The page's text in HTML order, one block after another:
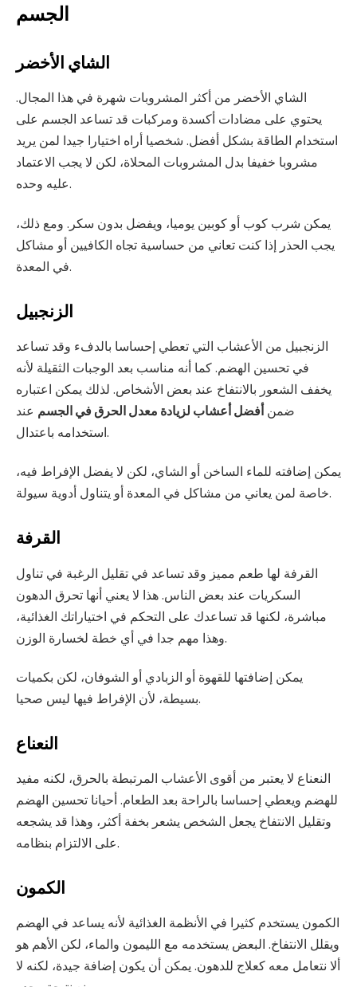
الجسم
الشاي الأخضر
الشاي الأخضر من أكثر المشروبات شهرة في هذا المجال.
يحتوي على مضادات أكسدة ومركبات قد تساعد الجسم على
استخدام الطاقة بشكل أفضل. شخصيا أراه اختيارا جيدا لمن يريد
مشروبا خفيفا بدل المشروبات المحلاة، لكن لا يجب الاعتماد
عليه وحده.
يمكن شرب كوب أو كوبين يوميا، ويفضل بدون سكر. ومع ذلك،
يجب الحذر إذا كنت تعاني من حساسية تجاه الكافيين أو مشاكل
في المعدة.
الزنجبيل
الزنجبيل من الأعشاب التي تعطي إحساسا بالدفء وقد تساعد
في تحسين الهضم. كما أنه مناسب بعد الوجبات الثقيلة لأنه
يخفف الشعور بالانتفاخ عند بعض الأشخاص. لذلك يمكن اعتباره
ضمنأفضل أعشاب لزيادة معدل الحرق في الجسم عند
استخدامه باعتدال.
يمكن إضافته للماء الساخن أو الشاي، لكن لا يفضل الإفراط فيه،
خاصة لمن يعاني من مشاكل في المعدة أو يتناول أدوية سيولة.
القرفة
القرفة لها طعم مميز وقد تساعد في تقليل الرغبة في تناول
السكريات عند بعض الناس. هذا لا يعني أنها تحرق الدهون
مباشرة، لكنها قد تساعدك على التحكم في اختياراتك الغذائية،
وهذا مهم جدا في أي خطة لخسارة الوزن.
يمكن إضافتها للقهوة أو الزبادي أو الشوفان، لكن بكميات
بسيطة، لأن الإفراط فيها ليس صحيا.
النعناع
النعناع لا يعتبر من أقوى الأعشاب المرتبطة بالحرق، لكنه مفيد
للهضم ويعطي إحساسا بالراحة بعد الطعام. أحيانا تحسين الهضم
وتقليل الانتفاخ يجعل الشخص يشعر بخفة أكثر، وهذا قد يشجعه
على الالتزام بنظامه.
الكمون
الكمون يستخدم كثيرا في الأنظمة الغذائية لأنه يساعد في الهضم
ويقلل الانتفاخ. البعض يستخدمه مع الليمون والماء، لكن الأهم هو
ألا نتعامل معه كعلاج للدهون. يمكن أن يكون إضافة جيدة، لكنه لا